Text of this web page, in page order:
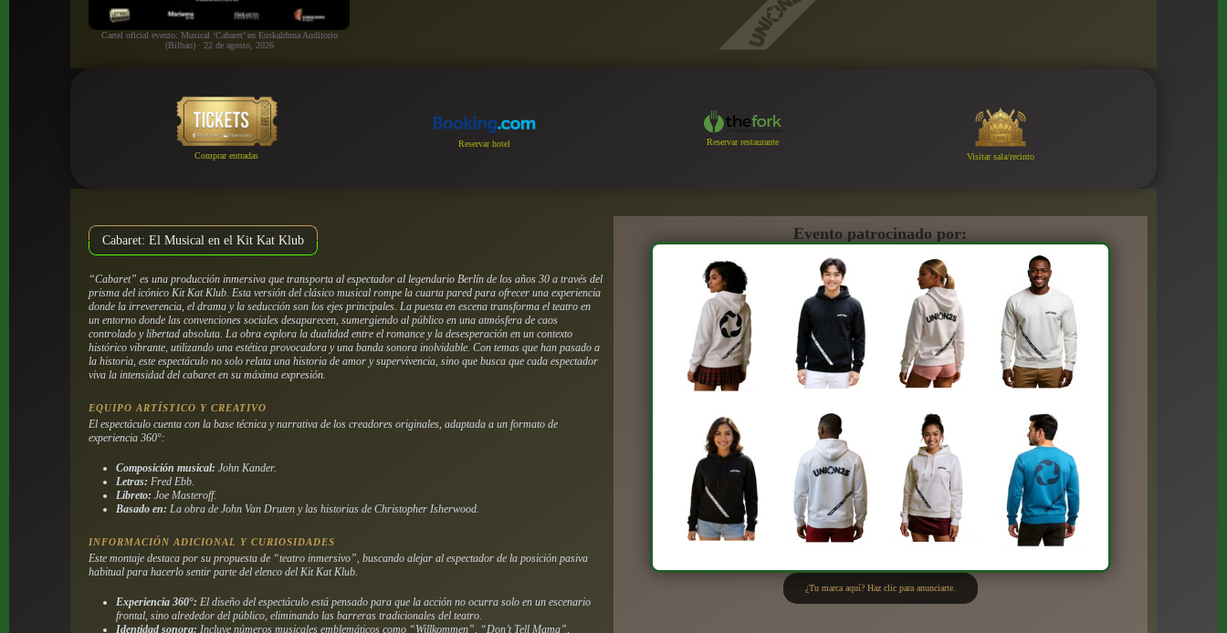
Cartel oficial evento: Musical ‘Cabaret’ en Euskalduna Auditorio
(Bilbao) · 22 de agosto, 2026
Comprar entradas
Reservar hotel
Reservar restaurante
Visitar sala/recinto
Cabaret: El Musical en el Kit Kat Klub
“Cabaret” es una producción inmersiva que transporta al espectador al legendario Berlín de los años 30 a través del
prisma del icónico Kit Kat Klub. Esta versión del clásico musical rompe la cuarta pared para ofrecer una experiencia
donde la irreverencia, el drama y la seducción son los ejes principales. La puesta en escena transforma el teatro en
un entorno donde las convenciones sociales desaparecen, sumergiendo al público en una atmósfera de caos
controlado y libertad absoluta. La obra explora la dualidad entre el romance y la desesperación en un contexto
histórico vibrante, utilizando una estética provocadora y una banda sonora inolvidable. Con temas que han pasado a
la historia, este espectáculo no solo relata una historia de amor y supervivencia, sino que busca que cada espectador
viva la intensidad del cabaret en su máxima expresión.
EQUIPO ARTÍSTICO Y CREATIVO
El espectáculo cuenta con la base técnica y narrativa de los creadores originales, adaptada a un formato de
experiencia 360°:
Composición musical: John Kander.
Letras: Fred Ebb.
Libreto: Joe Masteroff.
Basado en: La obra de John Van Druten y las historias de Christopher Isherwood.
INFORMACIÓN ADICIONAL Y CURIOSIDADES
Este montaje destaca por su propuesta de “teatro inmersivo”, buscando alejar al espectador de la posición pasiva
habitual para hacerlo sentir parte del elenco del Kit Kat Klub.
Experiencia 360°: El diseño del espectáculo está pensado para que la acción no ocurra solo en un escenario
frontal, sino alrededor del público, eliminando las barreras tradicionales del teatro.
Identidad sonora: Incluye números musicales emblemáticos como “Willkommen”, “Don’t Tell Mama”,
Evento patrocinado por:
¿Tu marca aquí? Haz clic para anunciarte.